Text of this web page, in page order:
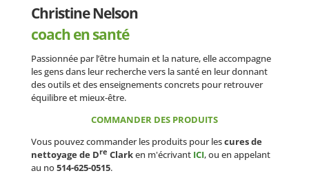
Christine Nelson
coach en santé
Passionnée par l’être humain et la nature, elle accompagne
les gens dans leur recherche vers la santé en leur donnant
des outils et des enseignements concrets pour retrouver
équilibre et mieux-être.
COMMANDER DES PRODUITS
Vous pouvez commander les produits pour lescures de
nettoyage de Dre Clarken m'écrivant ICI, ou en appelant
au no514-625-0515.